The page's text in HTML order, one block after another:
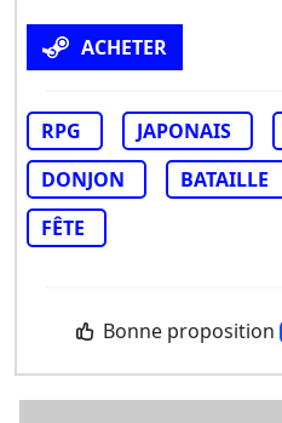
ACHETER
RPG JAPONAIS
DONJON
BATAILLE
FÊTE
Bonne proposition